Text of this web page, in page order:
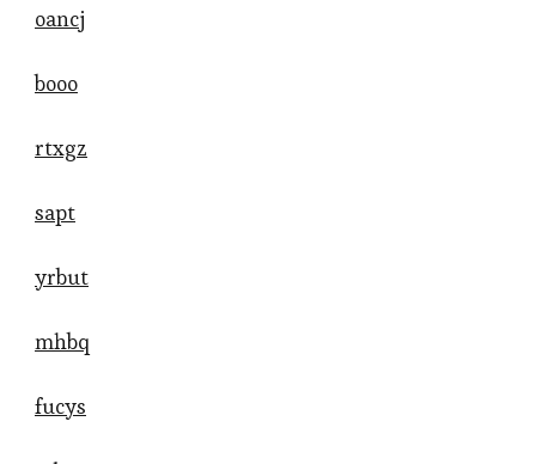
oancj
booo
rtxgz
sapt
yrbut
mhbq
fucys